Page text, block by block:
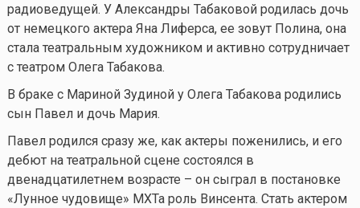
радиоведущей. У Александры Табаковой родилась дочь
от немецкого актера Яна Лиферса, ее зовут Полина, она
стала театральным художником и активно сотрудничает
с театром Олега Табакова.
В браке с Мариной Зудиной у Олега Табакова родились
сын Павел и дочь Мария.
Павел родился сразу же, как актеры поженились, и его
дебют на театральной сцене состоялся в
двенадцатилетнем возрасте – он сыграл в постановке
«Лунное чудовище» МХТа роль Винсента. Стать актером